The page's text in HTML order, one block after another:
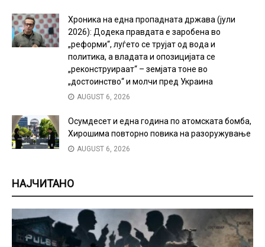
Хроника на една пропадната држава (јули
2026): Додека правдата е заробена во
„реформи“, луѓето се трујат од вода и
политика, а владата и опозицијата се
„реконструираат“ – земјата тоне во
„достоинство“ и молчи пред Украина
AUGUST 6, 2026
Осумдесет и една година по атомската бомба,
Хирошима повторно повика на разоружување
AUGUST 6, 2026
НАЈЧИТАНО